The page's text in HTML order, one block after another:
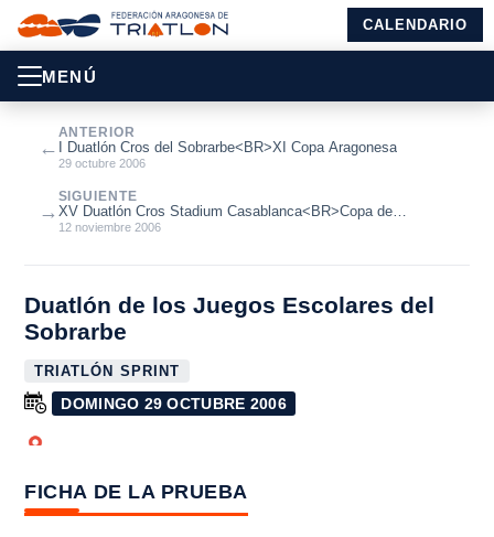
CALENDARIO
MENÚ
←
ANTERIOR
I Duatlón Cros del Sobrarbe<BR>XI Copa Aragonesa
29 octubre 2006
SIGUIENTE
XV Duatlón Cros Stadium Casablanca<BR>Copa de
España<BR>XI Copa Aragonesa
12 noviembre 2006
→
Duatlón de los Juegos Escolares del
Sobrarbe
TRIATLÓN SPRINT
DOMINGO 29 OCTUBRE 2006
FICHA DE LA PRUEBA